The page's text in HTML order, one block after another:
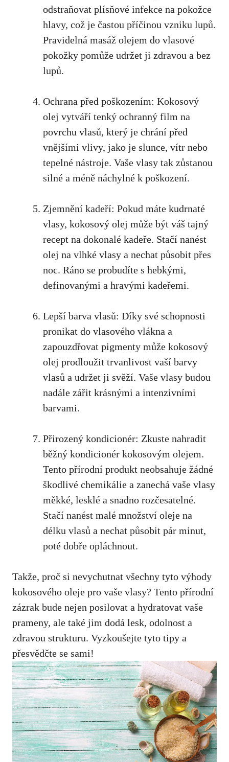
odstraňovat plísňové infekce na pokožce
hlavy, což je častou příčinou vzniku lupů.
Pravidelná masáž olejem do vlasové
pokožky pomůže udržet ji zdravou a bez
lupů.
Ochrana před poškozením: Kokosový
olej vytváří tenký ochranný film na
povrchu vlasů, který je chrání před
vnějšími vlivy, jako je slunce, vítr nebo
tepelné nástroje. Vaše vlasy tak zůstanou
silné a méně náchylné k poškození.
Zjemnění kadeří: Pokud máte kudrnaté
vlasy, kokosový olej může být váš tajný
recept na dokonalé kadeře. Stačí nanést
olej na vlhké vlasy a nechat působit přes
noc. Ráno se probudíte s hebkými,
definovanými a hravými kadeřemi.
Lepší barva vlasů: Díky své schopnosti
pronikat do vlasového vlákna a
zapouzdřovat pigmenty může kokosový
olej prodloužit trvanlivost vaší barvy
vlasů a udržet ji svěží. Vaše vlasy budou
nadále zářit krásnými a intenzivními
barvami.
Přirozený kondicionér: Zkuste nahradit
běžný kondicionér kokosovým olejem.
Tento přírodní produkt neobsahuje žádné
škodlivé chemikálie a zanechá vaše vlasy
měkké, lesklé a snadno rozčesatelné.
Stačí nanést malé množství oleje na
délku vlasů a nechat působit pár minut,
poté dobře opláchnout.
Takže, proč si nevychutnat všechny tyto výhody
kokosového oleje pro vaše vlasy? Tento přírodní
zázrak bude nejen posilovat a hydratovat vaše
prameny, ale také jim dodá lesk, odolnost a
zdravou strukturu. Vyzkoušejte tyto tipy a
přesvědčte se sami!